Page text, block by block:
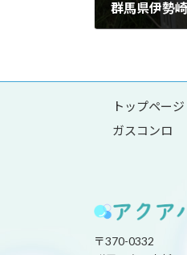
トップページ
ガスコンロ
〒370-0332